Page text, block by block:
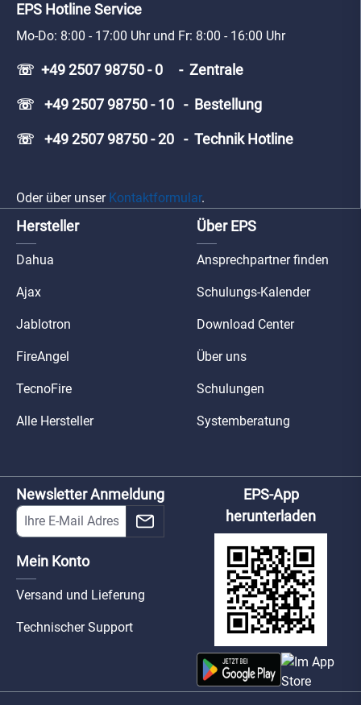
EPS Hotline Service
Mo-Do: 8:00 - 17:00 Uhr und Fr: 8:00 - 16:00 Uhr
☏ +49 2507 98750 - 0 - Zentrale
☏ +49 2507 98750 - 10 - Bestellung
☏ +49 2507 98750 - 20 - Technik Hotline
Oder über unser Kontaktformular.
Hersteller
Dahua
Ajax
Jablotron
FireAngel
TecnoFire
Alle Hersteller
Über EPS
Ansprechpartner finden
Schulungs-Kalender
Download Center
Über uns
Schulungen
Systemberatung
Newsletter Anmeldung
Mein Konto
Versand und Lieferung
Technischer Support
EPS-App
herunterladen